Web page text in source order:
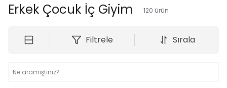
Erkek Çocuk İç Giyim 120 ürün
Filtrele Sırala